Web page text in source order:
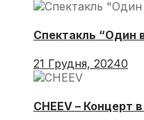
Спектакль “Один
21 Грудня, 20240
CHEEV – Концерт